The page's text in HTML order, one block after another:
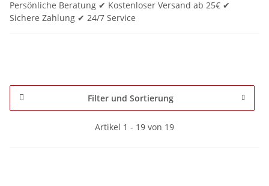
Persönliche Beratung ✔ Kostenloser Versand ab 25€ ✔
Sichere Zahlung ✔ 24/7 Service
Filter und Sortierung
Artikel 1 - 19 von 19